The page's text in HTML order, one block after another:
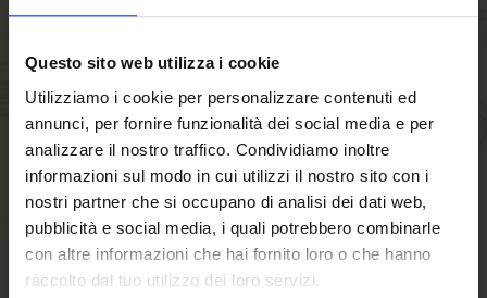
Questo sito web utilizza i cookie
Utilizziamo i cookie per personalizzare contenuti ed
annunci, per fornire funzionalità dei social media e per
analizzare il nostro traffico. Condividiamo inoltre
informazioni sul modo in cui utilizzi il nostro sito con i
nostri partner che si occupano di analisi dei dati web,
pubblicità e social media, i quali potrebbero combinarle
con altre informazioni che hai fornito loro o che hanno
raccolto dal tuo utilizzo dei loro servizi.